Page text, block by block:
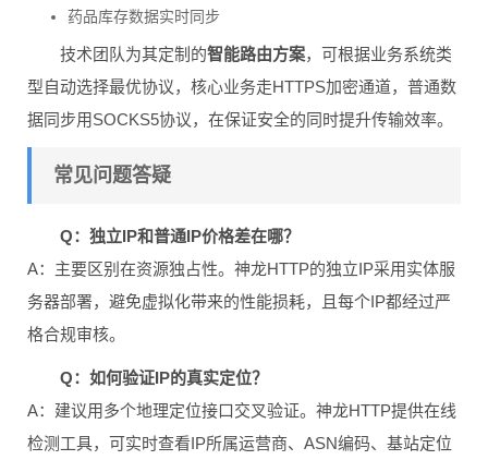
药品库存数据实时同步
技术团队为其定制的智能路由方案，可根据业务系统类
型自动选择最优协议，核心业务走HTTPS加密通道，普通数
据同步用SOCKS5协议，在保证安全的同时提升传输效率。
常见问题答疑
Q：独立IP和普通IP价格差在哪？
A：主要区别在资源独占性。神龙HTTP的独立IP采用实体服
务器部署，避免虚拟化带来的性能损耗，且每个IP都经过严
格合规审核。
Q：如何验证IP的真实定位？
A：建议用多个地理定位接口交叉验证。神龙HTTP提供在线
检测工具，可实时查看IP所属运营商、ASN编码、基站定位